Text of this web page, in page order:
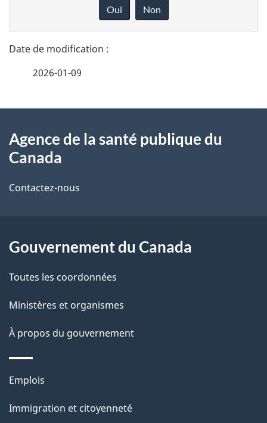
t
a
l
s
d
e
p
a
g
e
n
o
t
r
r
r
a
c
i
o
n
s
u
Oui Non
2026-01-09
propos
ce
Agence de la santé publique du
Canada
Contactez-nous
Gouvernement du Canada
Toutes les coordonnées
Ministères et organismes
À propos du gouvernement
Thèmes
sujets
Emplois
Immigration et citoyenneté